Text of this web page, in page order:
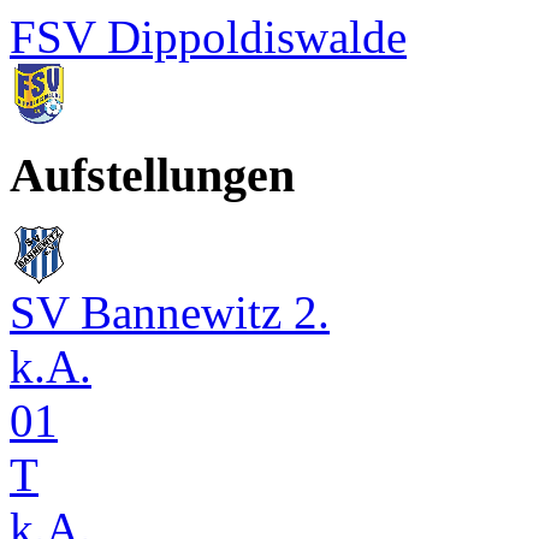
FSV Dippoldiswalde
Aufstellungen
SV Bannewitz 2.
k.A.
01
T